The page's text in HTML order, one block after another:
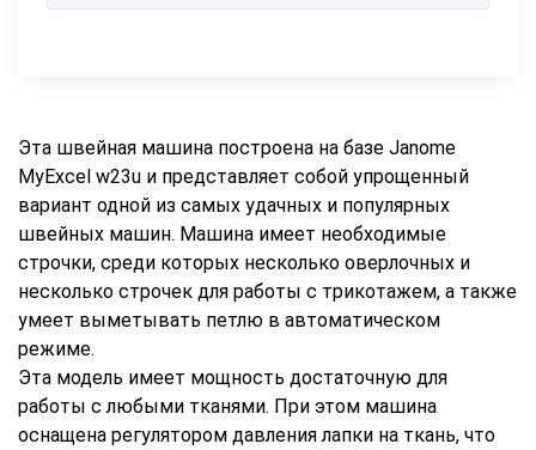
Эта швейная машина построена на базе Janome
MyExcel w23u и представляет собой упрощенный
вариант одной из самых удачных и популярных
швейных машин. Машина имеет необходимые
строчки, среди которых несколько оверлочных и
несколько строчек для работы с трикотажем, а также
умеет выметывать петлю в автоматическом
режиме.
Эта модель имеет мощность достаточную для
работы с любыми тканями. При этом машина
оснащена регулятором давления лапки на ткань, что